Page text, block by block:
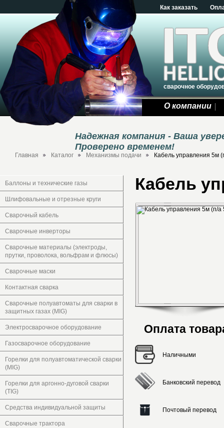
Как заказать
сварочное
О компании
Надежная компания - Ваша
Проверено временем!
Главная Каталог Механизмы подачи Кабель управления 5м
Баллоны и технические газы
Шлифовальные и отрезные круги
Сварочный кабель
Сварочные инверторы
Сварочные материалы (электроды,
прутки, проволока, вольфрам и флюсы)
Сварочные маски
Контактная сварка
Сварочные полуавтоматы для сварки в
защитных газах (MIG)
Электросварочное оборудование
Газосварочное оборудование
Горелки для полуавтоматической сварки
(MIG)
Горелки для аргонно-дуговой сварки
(TIG)
Средства индивидуальной защиты
Сварочные трактора
Кабель
Оплата
Наличными
Банковский перевод
Почтовый перевод